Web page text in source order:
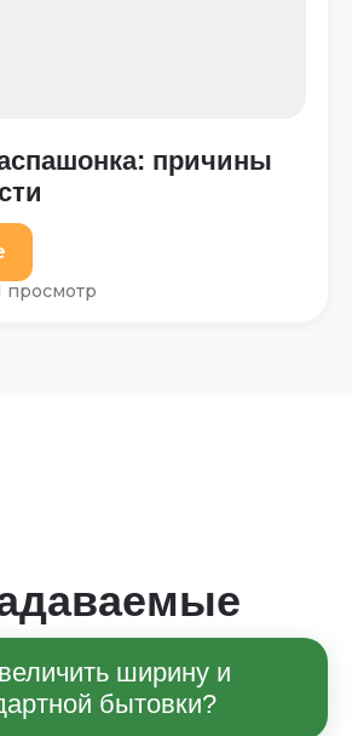
причины
просмотр
ширину и
бытовки?